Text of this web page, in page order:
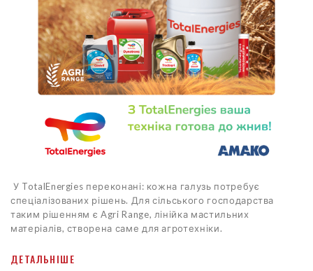
У TotalEnergies переконані: кожна галузь потребує
спеціалізованих рішень. Для сільського господарства
таким рішенням є Agri Range, лінійка мастильних
матеріалів, створена саме для агротехніки.
ДЕТАЛЬНІШЕ